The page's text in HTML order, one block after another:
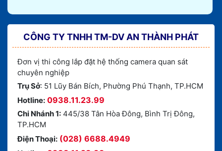
CÔNG TY TNHH TM-DV AN THÀNH PHÁT
Đơn vị thi công lắp đặt hệ thống camera quan sát
chuyên nghiệp
Trụ Sở: 51 Lũy Bán Bích, Phường Phú Thạnh, TP.HCM
Hotline: 0938.11.23.99
Chi Nhánh 1: 445/38 Tân Hòa Đông, Bình Trị Đông,
TP.HCM
Điện Thoại: (028) 6688.4949